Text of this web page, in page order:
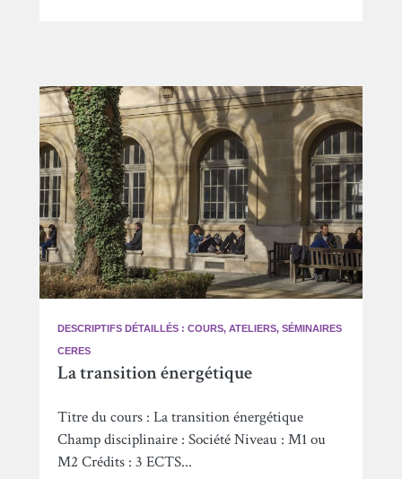
DESCRIPTIFS DÉTAILLÉS : COURS, ATELIERS, SÉMINAIRES
CERES
La transition énergétique
Titre du cours : La transition énergétique
Champ disciplinaire : Société Niveau : M1 ou
M2 Crédits : 3 ECTS...